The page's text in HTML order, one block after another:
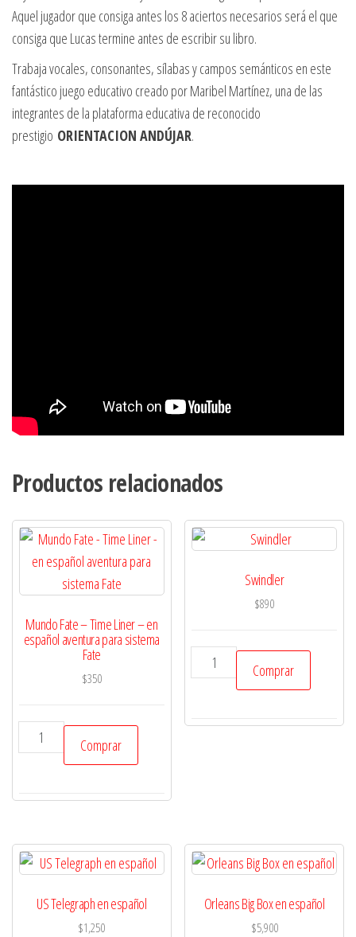
Aquel jugador que consiga antes los 8 aciertos necesarios será el que
consiga que Lucas termine antes de escribir su libro.
Trabaja vocales, consonantes, sílabas y campos semánticos en este
fantástico juego educativo creado por Maribel Martínez, una de las
integrantes de la plataforma educativa de reconocido
prestigio ORIENTACION ANDÚJAR.
Productos relacionados
Mundo Fate – Time Liner – en
español aventura para sistema
Fate
$350
Mundo
Fate
Time
-
en
aventura
Comprar
Swindler
$890
Swindler
cantidadComprar
US Telegraph en español
$1,250
Orleans Big Box en español
$5,900